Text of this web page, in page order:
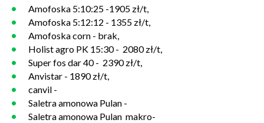
Amofoska 5:10:25 -1905 zł/t,
Amofoska 5:12:12 - 1355 zł/t,
Amofoska corn - brak,
Holist agro PK 15:30 - 2080 zł/t,
Super fos dar 40 - 2390 zł/t,
Anvistar - 1890 zł/t,
canvil -
Saletra amonowa Pulan -
Saletra amonowa Pulan makro-